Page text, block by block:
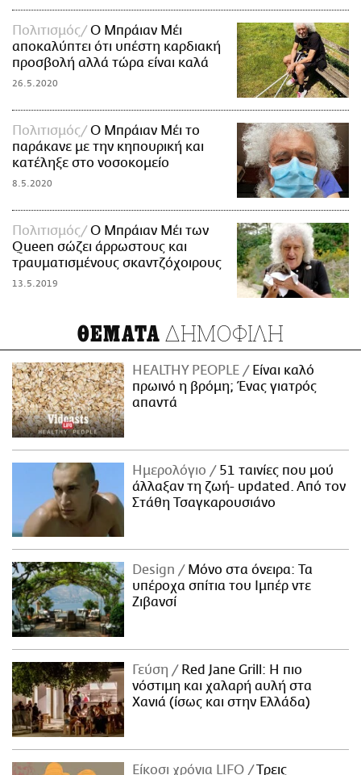
Πολιτισμός
Ο Μπράιαν Μέι
αποκαλύπτει ότι υπέστη καρδιακή
προσβολή αλλά τώρα είναι καλά
26.5.2020
Πολιτισμός
Ο Μπράιαν Μέι το
παράκανε με την κηπουρική και
κατέληξε στο νοσοκομείο
8.5.2020
Πολιτισμός
Ο Μπράιαν Μέι των
Queen σώζει άρρωστους και
τραυματισμένους σκαντζόχοιρους
13.5.2019
ΘΕΜΑΤΑ ΔΗΜΟΦΙΛΗ
HEALTHY PEOPLE
Είναι καλό
πρωινό η βρόμη; Ένας γιατρός
απαντά
Ημερολόγιο
51 ταινίες που μού
άλλαξαν τη ζωή- updated. Aπό τον
Στάθη Τσαγκαρουσιάνο
Design
Μόνο στα όνειρα: Τα
υπέροχα σπίτια του Ιμπέρ ντε
Ζιβανσί
Γεύση
Red Jane Grill: Η πιο
νόστιμη και χαλαρή αυλή στα
Χανιά (ίσως και στην Ελλάδα)
Είκοσι χρόνια LIFO Tρεις